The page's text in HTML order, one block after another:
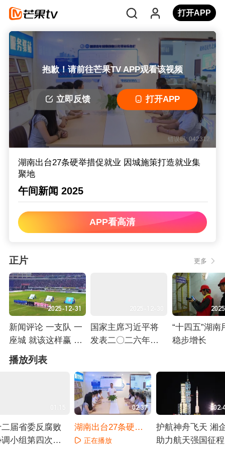
打开APP
抱歉！请前往芒果TV APP观看该视频
立即反馈 打开APP
错误码: 042312
湖南出台27条硬举措促就业 因城施策打造就业集
聚地
午间新闻 2025
APP看高清
正片 更多
2025-12-31
新闻评论 一支队 一
座城 就该这样赢 20
25湘超永州队夺冠
启示录
正在播放
2025-12-30
国家主席习近平将
发表二〇二六年新
“十四五”湖南
稳步增长
播放列表
01:15
届省委反腐败
小组第四次会
02:37
湖南出台27条硬举
措促就业 因城施策
正在播放
护航神舟飞天 湘
助力航天强国征程